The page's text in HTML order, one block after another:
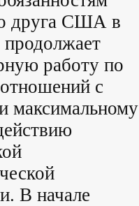
друга США в
работу по
с
максимальному
В начале